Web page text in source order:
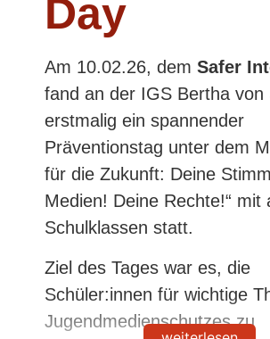
Day
Am 10.02.26, dem Safer
fand an der IGS Bertha von
erstmalig ein spannender
Präventionstag unter dem
für die Zukunft: Deine
Medien! Deine Rechte!“ mit
Schulklassen statt.
Ziel des Tages war es, die
Schüler:innen für wichtige
Jugendmedienschutzes zu